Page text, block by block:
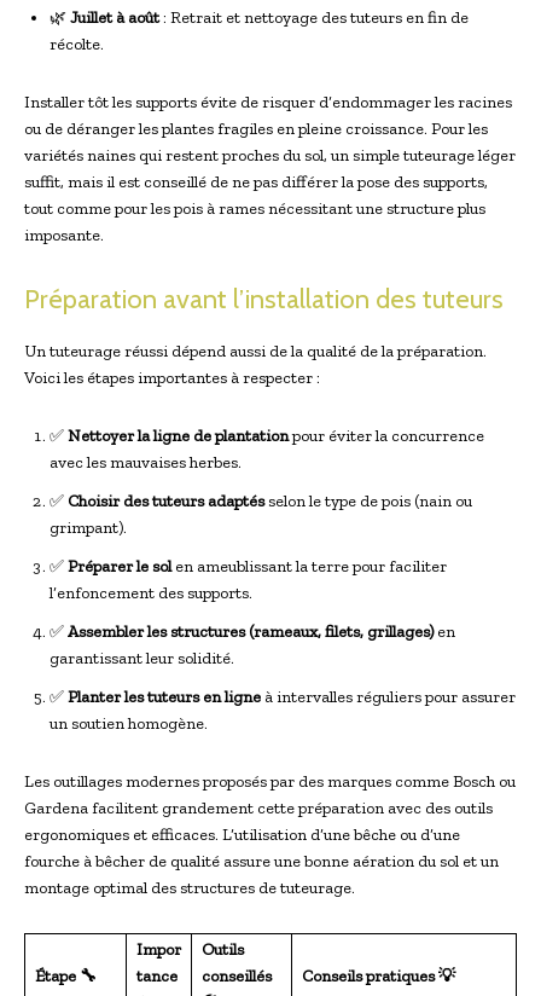
🌿 Juillet à août: Retrait et nettoyage des tuteurs en fin de
récolte.
Installer tôt les supports évite de risquer d’endommager les racines
ou de déranger les plantes fragiles en pleine croissance. Pour les
variétés naines qui restent proches du sol, un simple tuteurage léger
suffit, mais il est conseillé de ne pas différer la pose des supports,
tout comme pour les pois à rames nécessitant une structure plus
imposante.
Préparation avant l’installation des tuteurs
Un tuteurage réussi dépend aussi de la qualité de la préparation.
Voici les étapes importantes à respecter :
✅Nettoyer la ligne de plantationpour éviter la concurrence
avec les mauvaises herbes.
✅ Choisir des tuteurs adaptésselon le type de pois (nain ou
grimpant).
✅Préparer le solen ameublissant la terre pour faciliter
l’enfoncement des supports.
✅Assembler les structures (rameaux, filets, grillages)en
garantissant leur solidité.
✅Planter les tuteurs en ligne à intervalles réguliers pour assurer
un soutien homogène.
Les outillages modernes proposés par des marques comme Bosch ou
Gardena facilitent grandement cette préparation avec des outils
ergonomiques et efficaces. L’utilisation d’une bêche ou d’une
fourche à bêcher de qualité assure une bonne aération du sol et un
montage optimal des structures de tuteurage.
Étape 🔧
Impor
tance
Outils
conseillés
Conseils pratiques 💡